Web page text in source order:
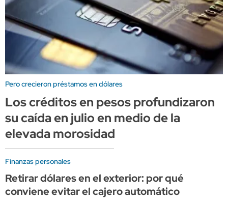
Pero crecieron préstamos en dólares
Los créditos en pesos profundizaron
su caída en julio en medio de la
elevada morosidad
Finanzas personales
Retirar dólares en el exterior: por qué
conviene evitar el cajero automático